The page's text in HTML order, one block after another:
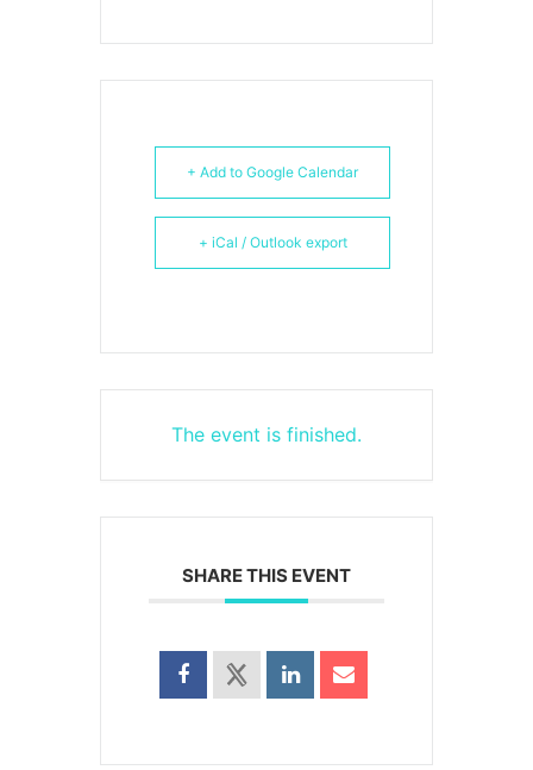
+ Add to Google Calendar
+ iCal / Outlook export
The event is finished.
SHARE THIS EVENT